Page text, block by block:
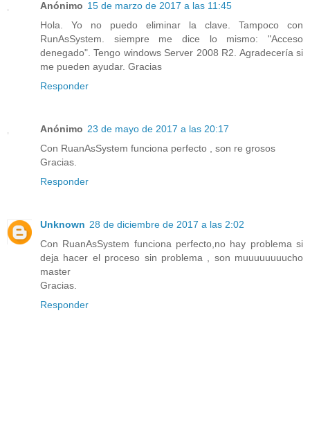
Anónimo 15 de marzo de 2017 a las 11:45
Hola. Yo no puedo eliminar la clave. Tampoco con
RunAsSystem. siempre me dice lo mismo: "Acceso
denegado". Tengo windows Server 2008 R2. Agradecería si
me pueden ayudar. Gracias
Responder
Anónimo 23 de mayo de 2017 a las 20:17
Con RuanAsSystem funciona perfecto , son re grosos
Gracias.
Responder
Unknown 28 de diciembre de 2017 a las 2:02
Con RuanAsSystem funciona perfecto,no hay problema si
deja hacer el proceso sin problema , son muuuuuuuucho
master
Gracias.
Responder